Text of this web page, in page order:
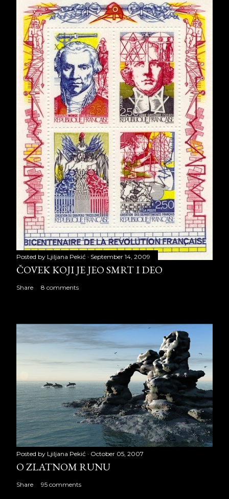
Posted by Ljiljana Pekić September 14, 2009
ČOVEK KOJI JE JEO SMRT I DEO
Share 8 comments
Posted by Ljiljana Pekić October 05, 2007
O ZLATNOM RUNU
Share 95 comments